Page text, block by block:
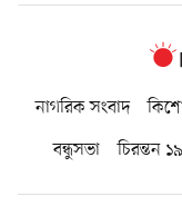
নাগরিক সংবাদ
বন্ধুসভা
চিরন্তন